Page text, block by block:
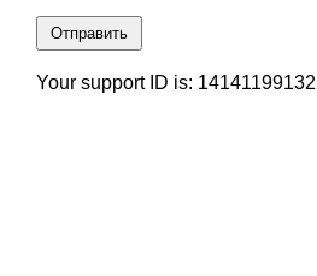
Отправить
Your support ID is: